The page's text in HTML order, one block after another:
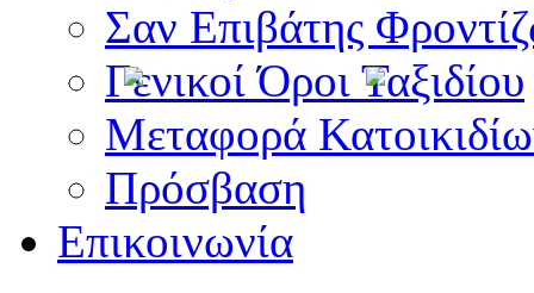
Σαν Επιβάτης
Γενικοί Όροι Ταξιδίου
Μεταφορά
Πρόσβαση
Επικοινωνία